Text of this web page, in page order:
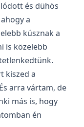
és dühös
a
kúsznak a
is közelebb
kiszed a
arra vártam, de
más is, hogy
én